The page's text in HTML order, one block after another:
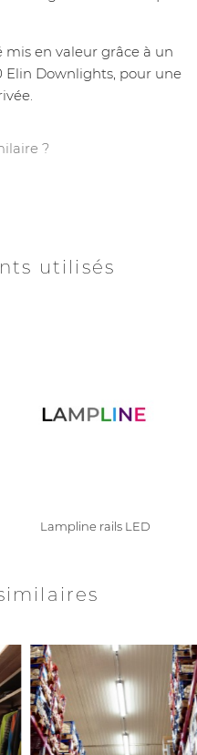
en valeur grâce à un
Elin Downlights, pour une
?
utilisés
Lampline rails LED